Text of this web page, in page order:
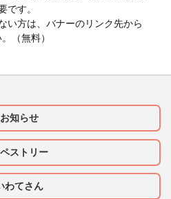
お知らせ
ストリー
わてさん
です。
い方は、バナーのリンク先から
（無料）